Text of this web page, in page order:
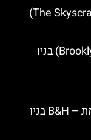
מוזיאון גורדי השחקים (The Skyscraper Museum)
פארק ברוקלין ברידג' (Brooklyn Bridge Park) בניו
חנות האלקטרוניקה החרדית המפורסמת – B&H בניו